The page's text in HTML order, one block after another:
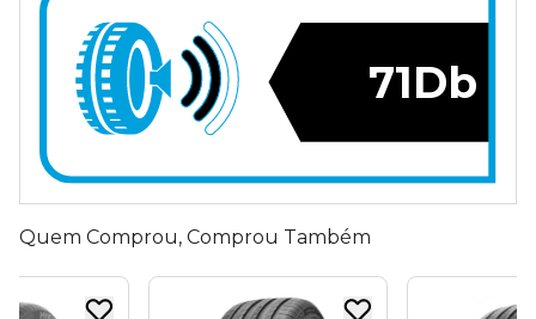
71Db
Quem Comprou, Comprou Também